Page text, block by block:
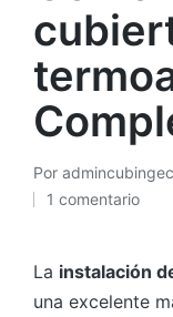
Por
1 comentario
La instalación
una excelente